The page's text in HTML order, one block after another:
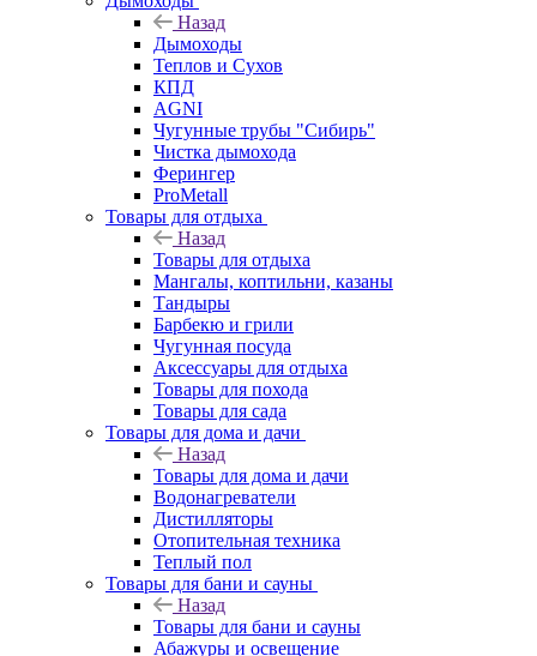
Назад
Дымоходы
Теплов и Сухов
КПД
AGNI
Чугунные трубы "Сибирь"
Чистка дымохода
Ферингер
ProMetall
Товары для отдыха
Назад
Товары для отдыха
Мангалы, коптильни, казаны
Тандыры
Барбекю и грили
Чугунная посуда
Аксессуары для отдыха
Товары для похода
Товары для сада
Товары для дома и дачи
Назад
Товары для дома и дачи
Водонагреватели
Дистилляторы
Отопительная техника
Теплый пол
Товары для бани и сауны
Назад
Товары для бани и сауны
Абажуры и освещение